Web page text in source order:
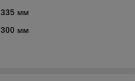
335 мм
300 мм